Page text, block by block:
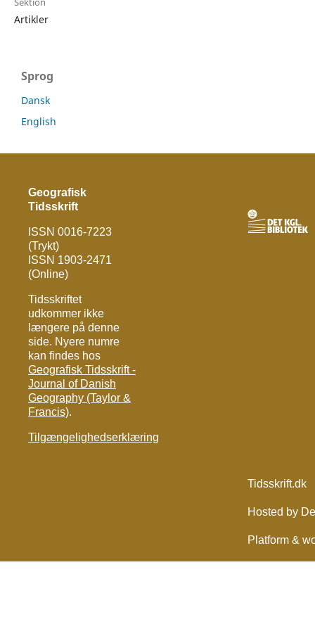
Artikler
Sprog
Dansk
English
Geografisk
Tidsskrift
ISSN 0016-7223
(Trykt)
ISSN 1903-2471
(Online)
Tidsskriftet
udkommer ikke
længere på denne
side. Nyere numre
kan findes hos
Geografisk Tidsskrift -
Journal of Danish
Geography (Taylor &
Francis).
Tilgængelighedserklæring